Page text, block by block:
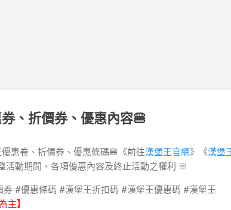
、折價券、優惠內容🍔
惠卷、折價券、優惠條碼🍔《前往漢堡王官網》《漢堡
活動期間、各項優惠內容及終止活動之權利 ※
券 #優惠條碼 #漢堡王折扣碼 #漢堡王優惠碼 #漢堡王
主】